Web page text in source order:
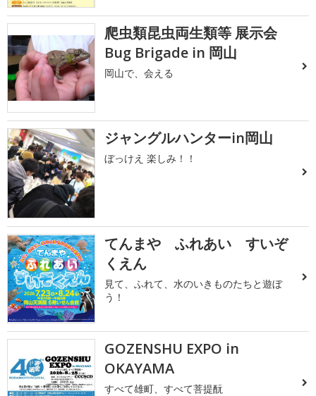
爬虫類昆虫両生類等 展示会
Bug Brigade in 岡山
岡山で、会える
ジャングルハンターin岡山
ぼっけえ 楽しみ！！
てんまや ふれあい すいぞ
くえん
見て、ふれて、水のいきものたちと遊ぼ
う！
GOZENSHU EXPO in
OKAYAMA
すべて雄町、すべて菩提酛